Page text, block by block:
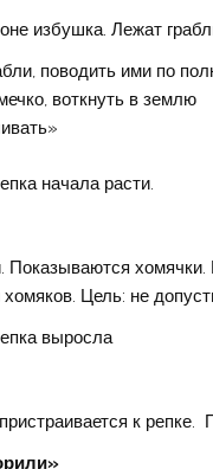
избушка. Лежат
поводить ими по
воткнуть в землю
начала расти.
Показываются
Цель: не
выросла
к